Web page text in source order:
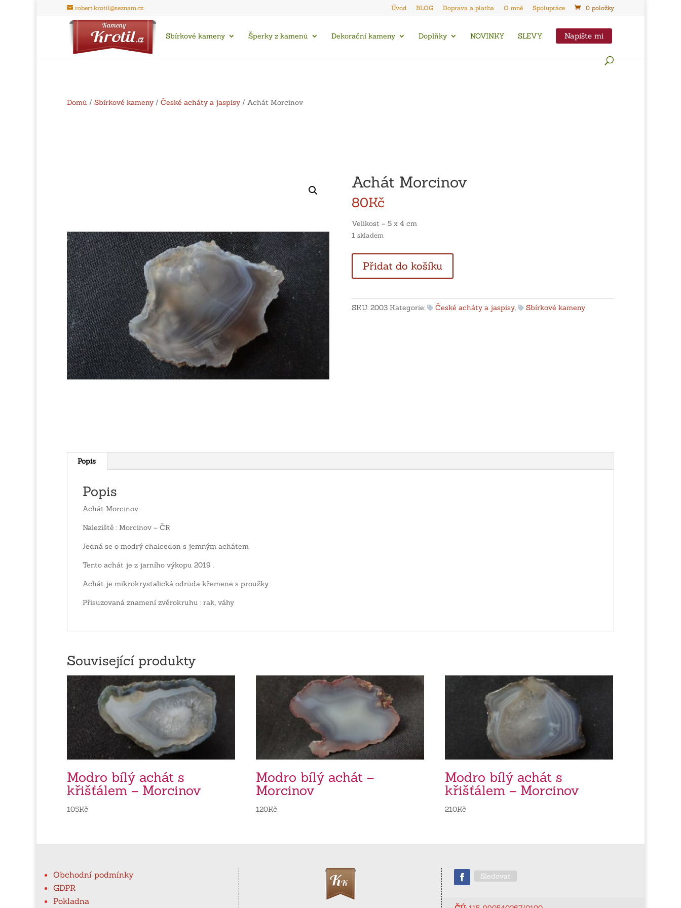
robert.krotil@seznam.cz Úvod BLOG Doprava a platba O mně Spolupráce 0 položky
Sbírkové kameny Šperky z kamenů Dekorační kameny Doplňky NOVINKY SLEVY Napište mi
Domů / Sbírkové kameny / České acháty a jaspisy / Achát Morcinov
Achát Morcinov
80Kč
Velikost – 5 x 4 cm
1 skladem
Morcinov
množství
Přidat do košíku
SKU: 2003 Kategorie: České acháty a jaspisy, Sbírkové kameny
Popis
Popis
Achát Morcinov
Naleziště : Morcinov – ČR
Jedná se o modrý chalcedon s jemným achátem
Tento achát je z jarního výkopu 2019 .
Achát je mikrokrystalická odrůda křemene s proužky.
Přisuzovaná znamení zvěrokruhu : rak, váhy
Související produkty
Modro bílý achát s
křišťálem – Morcinov
105Kč
Modro bílý achát –
Morcinov
120Kč
Modro bílý achát s
křišťálem – Morcinov
210Kč
Obchodní podmínky
GDPR
Pokladna
Sledovat